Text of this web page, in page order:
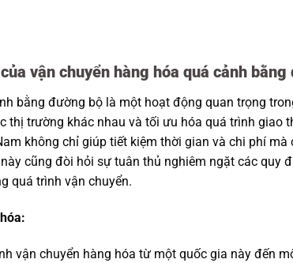
vận chuyển hàng hóa quá cảnh
bằng đường bộ là một hoạt động quan trọng
thị trường khác nhau và tối ưu hóa quá trình giao
không chỉ giúp tiết kiệm thời gian và chi phí
cũng đòi hỏi sự tuân thủ nghiêm ngặt các quy
quá trình vận chuyển.
vận chuyển hàng hóa từ một quốc gia này đến